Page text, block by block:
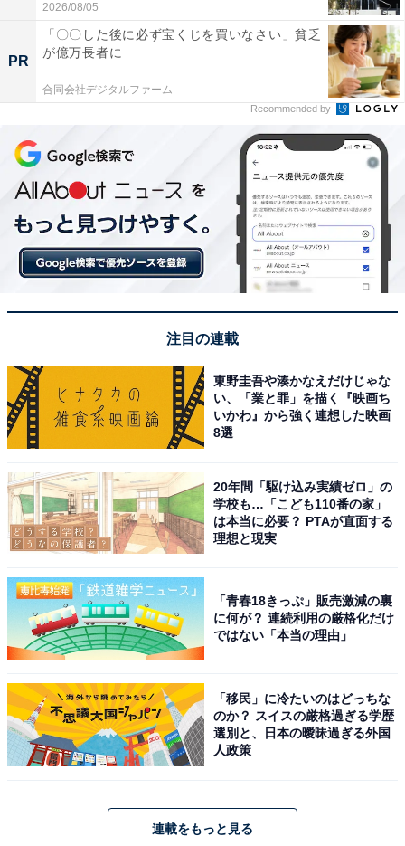
「『心を燃やせ、歯を食いしばってでも前を向け』とい
う台詞が、辛い時でも前を向いて努力し続けろ。という
ようなメッセージが込められていて心を動かされた（20
代）」「煉獄杏寿郎さんの、「ここにいる者は誰も死な
せない」の言葉に涙しました（50代）」など、炎柱・煉
獄杏寿郎の言動に心を動かされた人が多いようです。
「煉獄さんがお母さんを見たときに微笑むところ。とて
も感動した（10代）」「柱である煉獄杏寿郎とそのお母
さんが出てくるシーン。親目線で見ても、子どもの立場
になっても、どっちにしろ泣ける（20代）」「煉獄さん
が最後の瞬間に母親に頑張りを褒められた瞬間がとても
感動した（30代）」など、終盤の煉獄杏寿郎と母のエピ
ソードに関するコメントも多く見られました。
2位：「無限城編」 原作16〜23巻
2026/08/05
PR
「〇〇した後に必ず宝くじを買いなさい」貧乏
が億万長者に
合同会社デジタルファーム
Recommended by
注目の連載
東野圭吾や湊かなえだけじゃな
い、「業と罪」を描く『映画ち
いかわ』から強く連想した映画
8選
20年間「駆け込み実績ゼロ」の
学校も…「こども110番の家」
は本当に必要？ PTAが直面する
理想と現実
「青春18きっぷ」販売激減の裏
に何が？ 連続利用の厳格化だけ
ではない「本当の理由」
「移民」に冷たいのはどっちな
のか？ スイスの厳格過ぎる学歴
選別と、日本の曖昧過ぎる外国
人政策
連載をもっと見る